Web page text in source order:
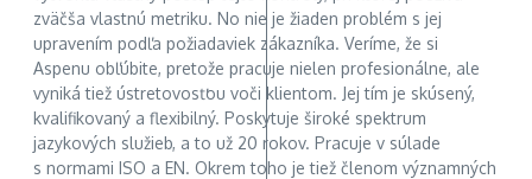
zväčša vlastnú metriku. No nie je žiaden problém s jej
upravením podľa požiadaviek zákazníka. Veríme, že si
Aspenu obľúbite, pretože pracuje nielen profesionálne, ale
vyniká tiež ústretovosťou voči klientom. Jej tím je skúsený,
kvalifikovaný a flexibilný. Poskytuje široké spektrum
jazykových služieb, a to už 20 rokov. Pracuje v súlade
s normami ISO a EN. Okrem toho je tiež členom významných